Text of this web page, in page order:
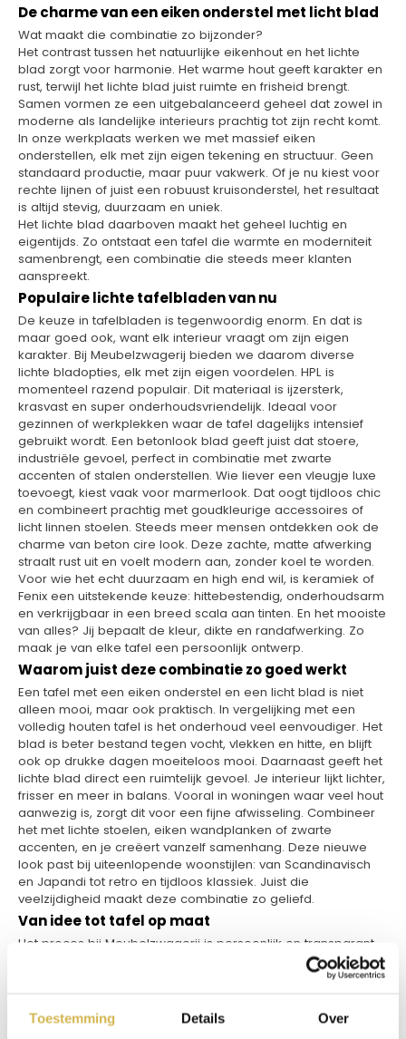
Toestemming Details Over
De charme van een eiken onderstel met licht blad
Wat maakt die combinatie zo bijzonder?
Het contrast tussen het natuurlijke eikenhout en het lichte
blad zorgt voor harmonie. Het warme hout geeft karakter en
rust, terwijl het lichte blad juist ruimte en frisheid brengt.
Samen vormen ze een uitgebalanceerd geheel dat zowel in
moderne als landelijke interieurs prachtig tot zijn recht komt.
In onze werkplaats werken we met massief eiken
onderstellen, elk met zijn eigen tekening en structuur. Geen
standaard productie, maar puur vakwerk. Of je nu kiest voor
rechte lijnen of juist een robuust kruisonderstel, het resultaat
is altijd stevig, duurzaam en uniek.
Het lichte blad daarboven maakt het geheel luchtig en
eigentijds. Zo ontstaat een tafel die warmte en moderniteit
samenbrengt, een combinatie die steeds meer klanten
aanspreekt.
Populaire lichte tafelbladen van nu
De keuze in tafelbladen is tegenwoordig enorm. En dat is
maar goed ook, want elk interieur vraagt om zijn eigen
karakter. Bij Meubelzwagerij bieden we daarom diverse
lichte bladopties, elk met zijn eigen voordelen. HPL is
momenteel razend populair. Dit materiaal is ijzersterk,
krasvast en super onderhoudsvriendelijk. Ideaal voor
gezinnen of werkplekken waar de tafel dagelijks intensief
gebruikt wordt. Een betonlook blad geeft juist dat stoere,
industriële gevoel, perfect in combinatie met zwarte
accenten of stalen onderstellen. Wie liever een vleugje luxe
toevoegt, kiest vaak voor marmerlook. Dat oogt tijdloos chic
en combineert prachtig met goudkleurige accessoires of
licht linnen stoelen. Steeds meer mensen ontdekken ook de
charme van beton cire look. Deze zachte, matte afwerking
straalt rust uit en voelt modern aan, zonder koel te worden.
Voor wie het echt duurzaam en high end wil, is keramiek of
Fenix een uitstekende keuze: hittebestendig, onderhoudsarm
en verkrijgbaar in een breed scala aan tinten. En het mooiste
van alles? Jij bepaalt de kleur, dikte en randafwerking. Zo
maak je van elke tafel een persoonlijk ontwerp.
Waarom juist deze combinatie zo goed werkt
Een tafel met een eiken onderstel en een licht blad is niet
alleen mooi, maar ook praktisch. In vergelijking met een
volledig houten tafel is het onderhoud veel eenvoudiger. Het
blad is beter bestand tegen vocht, vlekken en hitte, en blijft
ook op drukke dagen moeiteloos mooi. Daarnaast geeft het
lichte blad direct een ruimtelijk gevoel. Je interieur lijkt lichter,
frisser en meer in balans. Vooral in woningen waar veel hout
aanwezig is, zorgt dit voor een fijne afwisseling. Combineer
het met lichte stoelen, eiken wandplanken of zwarte
accenten, en je creëert vanzelf samenhang. Deze nieuwe
look past bij uiteenlopende woonstijlen: van Scandinavisch
en Japandi tot retro en tijdloos klassiek. Juist die
veelzijdigheid maakt deze combinatie zo geliefd.
Van idee tot tafel op maat
Het proces bij Meubelzwagerij is persoonlijk en transparant.
Alles begint met een goed gesprek. Samen kijken we naar
jouw ruimte, wensen en stijl. In onze werkplaats in Almelo kun
vergelijken. Daarna volgt het ontwerp. We bepalen samen
de maat, vorm en het ondersteltype, helemaal op maat, tot